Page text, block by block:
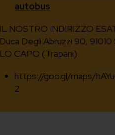
autobus
IL NOSTRO INDIRIZZO
Duca Degli Abruzzi 90,
LO CAPO (Trapani)
https://goo.gl/maps/
2